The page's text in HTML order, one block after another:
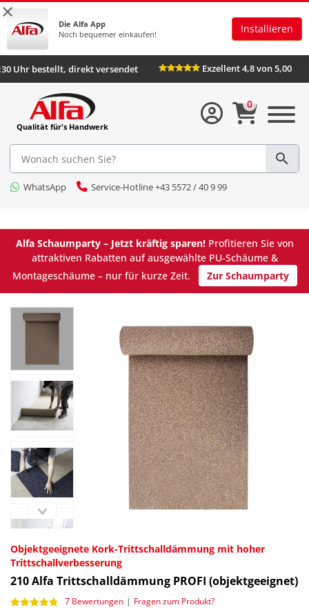
×
Die Alfa App
Noch bequemer einkaufen!
Installieren
Bis 16:30 Uhr bestellt, direkt versendet Exzellent 4,8
Qualität für's Handwerk
WhatsApp Service-Hotline +43 5572 / 40 9 99
0
Alfa Schaumparty – Jetzt kräftig sparen!Profitieren Sie von
attraktiven Rabatten auf ausgewählte PU-Schäume &
Montageschäume – nur für kurze Zeit.
Zur Schaumparty
Objektgeeignete Kork-Trittschalldämmung mit hoher
Trittschallverbesserung
210Alfa Trittschalldämmung PROFI (objektgeeignet)
7 Bewertungen | Fragen zum Produkt?